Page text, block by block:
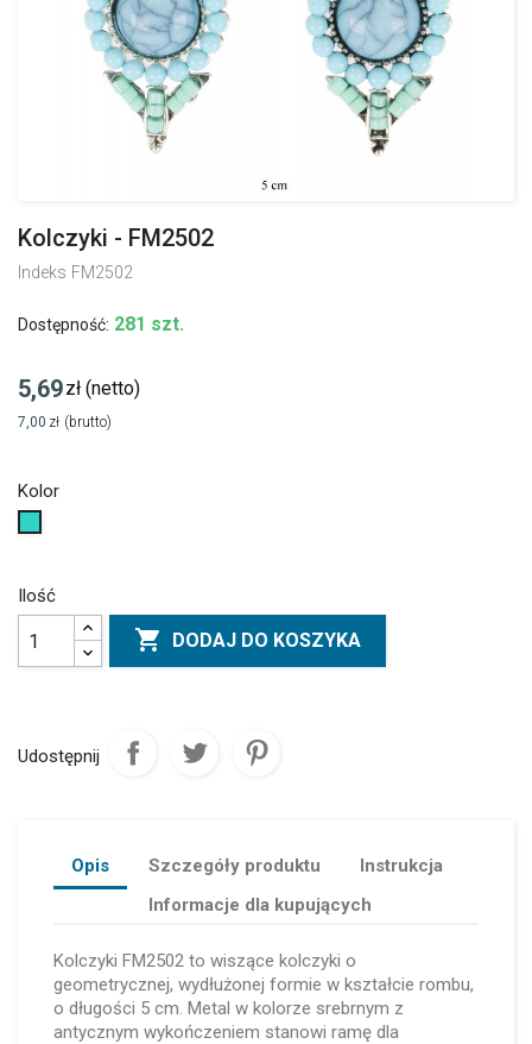
Kolczyki - FM2502
Indeks FM2502
Dostępność: 281 szt.
5,69zł (netto)
7,00 zł (brutto)
Kolor
Ilość
 DODAJ DO KOSZYKA
Udostępnij
Opis Szczegóły produktu
Instrukcja
Informacje dla kupujących
Kolczyki FM2502 to wiszące kolczyki o
geometrycznej, wydłużonej formie w kształcie rombu,
o długości 5 cm. Metal w kolorze srebrnym z
antycznym wykończeniem stanowi ramę dla